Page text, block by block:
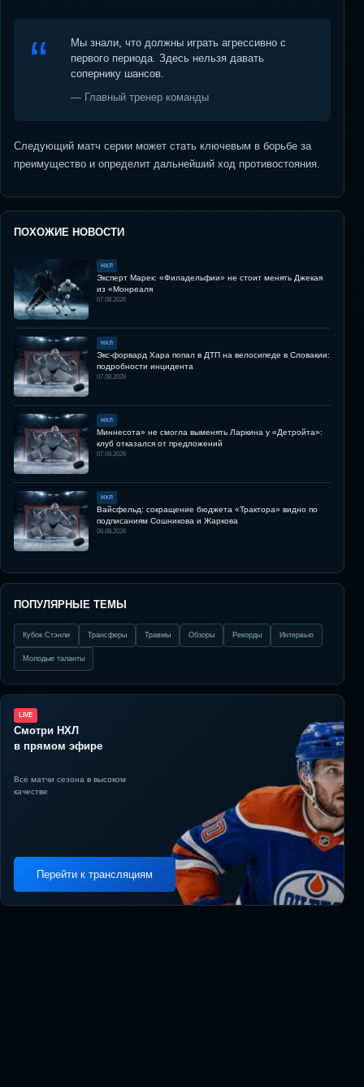
Мы знали, что должны играть агрессивно с
первого периода. Здесь нельзя давать
сопернику шансов.
— Главный тренер команды
Следующий матч серии может стать ключевым в борьбе за
преимущество и определит дальнейший ход противостояния.
ПОХОЖИЕ НОВОСТИ
НХЛ
Эксперт Марек: «Филадельфии» не стоит менять Джекая
из «Монреаля
07.08.2026
НХЛ
Экс-форвард Хара попал в ДТП на велосипеде в Словакии:
подробности инцидента
07.08.2026
НХЛ
Миннесота» не смогла выменять Ларкина у «Детройта»:
клуб отказался от предложений
07.08.2026
НХЛ
Вайсфельд: сокращение бюджета «Трактора» видно по
подписаниям Сошникова и Жаркова
06.08.2026
ПОПУЛЯРНЫЕ ТЕМЫ
Кубок Стэнли Трансферы Травмы Обзоры Рекорды Интервью
Молодые таланты
LIVE
Смотри НХЛ
в прямом эфире
Все матчи сезона в высоком
качестве
Перейти к трансляциям